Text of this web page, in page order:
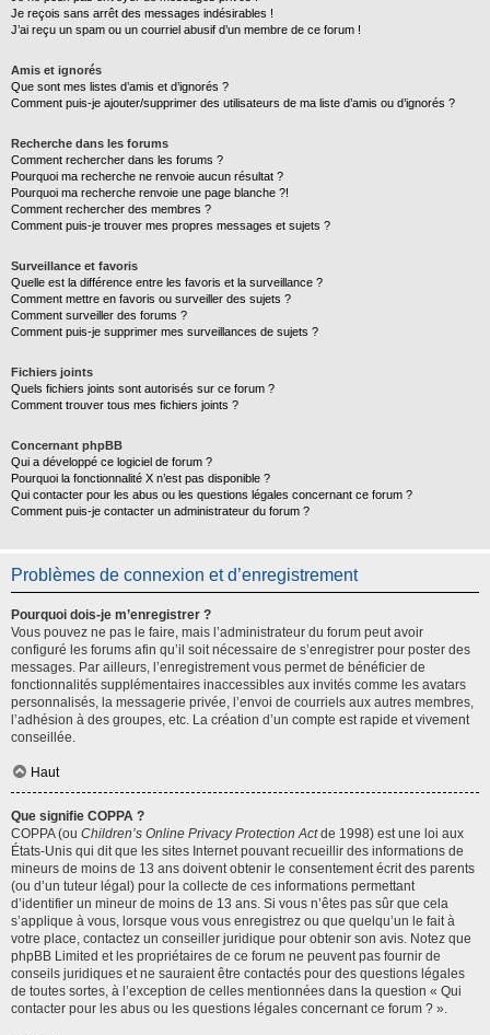
Je reçois sans arrêt des messages indésirables !
J’ai reçu un spam ou un courriel abusif d’un membre de ce forum !
Amis et ignorés
Que sont mes listes d’amis et d’ignorés ?
Comment puis-je ajouter/supprimer des utilisateurs de ma liste d’amis ou d’ignorés ?
Recherche dans les forums
Comment rechercher dans les forums ?
Pourquoi ma recherche ne renvoie aucun résultat ?
Pourquoi ma recherche renvoie une page blanche ?!
Comment rechercher des membres ?
Comment puis-je trouver mes propres messages et sujets ?
Surveillance et favoris
Quelle est la différence entre les favoris et la surveillance ?
Comment mettre en favoris ou surveiller des sujets ?
Comment surveiller des forums ?
Comment puis-je supprimer mes surveillances de sujets ?
Fichiers joints
Quels fichiers joints sont autorisés sur ce forum ?
Comment trouver tous mes fichiers joints ?
Concernant phpBB
Qui a développé ce logiciel de forum ?
Pourquoi la fonctionnalité X n’est pas disponible ?
Qui contacter pour les abus ou les questions légales concernant ce forum ?
Comment puis-je contacter un administrateur du forum ?
Problèmes de connexion et d’enregistrement
Pourquoi dois-je m’enregistrer ?
Vous pouvez ne pas le faire, mais l’administrateur du forum peut avoir
configuré les forums afin qu’il soit nécessaire de s’enregistrer pour poster des
messages. Par ailleurs, l’enregistrement vous permet de bénéficier de
fonctionnalités supplémentaires inaccessibles aux invités comme les avatars
personnalisés, la messagerie privée, l’envoi de courriels aux autres membres,
l’adhésion à des groupes, etc. La création d’un compte est rapide et vivement
conseillée.
Haut
Que signifie COPPA ?
COPPA (ou Children’s Online Privacy Protection Actde 1998) est une loi aux
États-Unis qui dit que les sites Internet pouvant recueillir des informations de
mineurs de moins de 13 ans doivent obtenir le consentement écrit des parents
(ou d’un tuteur légal) pour la collecte de ces informations permettant
d’identifier un mineur de moins de 13 ans. Si vous n’êtes pas sûr que cela
s’applique à vous, lorsque vous vous enregistrez ou que quelqu’un le fait à
votre place, contactez un conseiller juridique pour obtenir son avis. Notez que
phpBB Limited et les propriétaires de ce forum ne peuvent pas fournir de
conseils juridiques et ne sauraient être contactés pour des questions légales
de toutes sortes, à l’exception de celles mentionnées dans la question « Qui
contacter pour les abus ou les questions légales concernant ce forum ? ».